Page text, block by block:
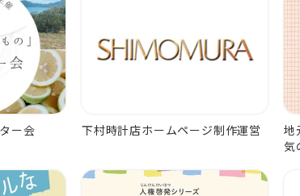
ー会 下村時計店ホームページ制作運営
地
気